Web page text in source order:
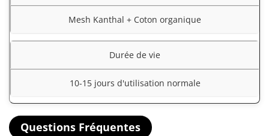
Mesh Kanthal + Coton organique
Durée de vie
10-15 jours d'utilisation normale
Questions Fréquentes